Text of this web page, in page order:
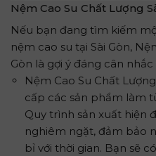
Nệm Cao Su Chất Lượng
Nếu bạn đang tìm kiếm
nệm cao su tại Sài Gòn,
Gòn là gợi ý đáng cân nhắc
Nệm Cao Su Chất
cấp các sản phẩm làm
Quy trình sản xuất hiện
nghiêm ngặt, đảm bảo
bỉ với thời gian. Bạn sẽ